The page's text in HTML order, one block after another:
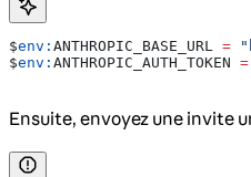
$env: ANTHROPIC_BASE_URL =
$env: ANTHROPIC_AUTH_TOKEN =
Ensuite, envoyez une invite